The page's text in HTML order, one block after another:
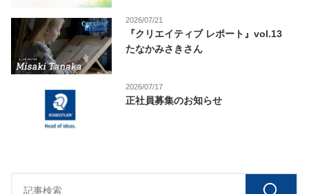
2026/07/21
『クリエイティブ レポート』vol.13
たなかみさきさん
2026/07/17
正社員募集のお知らせ